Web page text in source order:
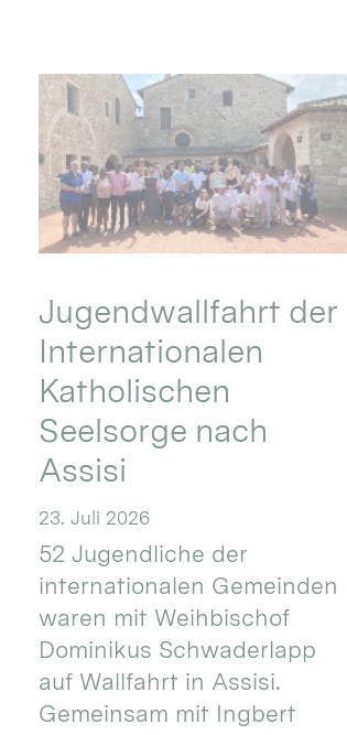
Jugendwallfahrt der
Internationalen
Katholischen
Seelsorge nach
Assisi
23. Juli 2026
52 Jugendliche der
internationalen Gemeinden
waren mit Weihbischof
Dominikus Schwaderlapp
auf Wallfahrt in Assisi.
Gemeinsam mit Ingbert